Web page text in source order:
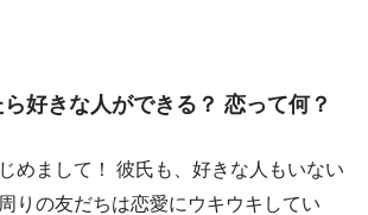
ら好きな人ができる？ 恋って何？
めまして！ 彼氏も、好きな人もいない
りの友だちは恋愛にウキウキしてい